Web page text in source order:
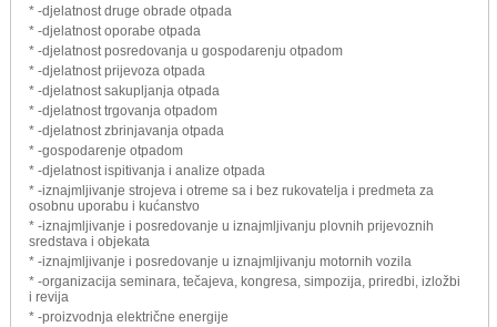
* -djelatnost druge obrade otpada
* -djelatnost oporabe otpada
* -djelatnost posredovanja u gospodarenju otpadom
* -djelatnost prijevoza otpada
* -djelatnost sakupljanja otpada
* -djelatnost trgovanja otpadom
* -djelatnost zbrinjavanja otpada
* -gospodarenje otpadom
* -djelatnost ispitivanja i analize otpada
* -iznajmljivanje strojeva i otreme sa i bez rukovatelja i predmeta za
osobnu uporabu i kućanstvo
* -iznajmljivanje i posredovanje u iznajmljivanju plovnih prijevoznih
sredstava i objekata
* -iznajmljivanje i posredovanje u iznajmljivanju motornih vozila
* -organizacija seminara, tečajeva, kongresa, simpozija, priredbi, izložbi
i revija
* -proizvodnja električne energije